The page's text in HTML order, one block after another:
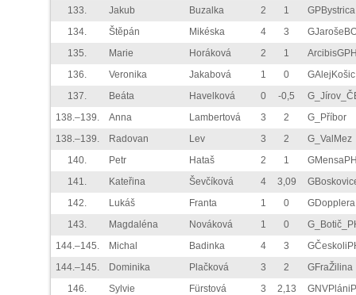
133.
Jakub Buzalka 2 1
GPBystrica
134.
Štěpán Mikéska 4 3
135.
Marie Horáková 2 1
136.
Veronika Jakabová 1 0
GAlejKošic
137.
Beáta Havelková 0 -0,5
138.–139.
Anna Lambertová 3 2
G_Příbor
138.–139.
Radovan Lev 3 2
G_ValMez
140.
Petr Hataš 2 1
141.
Kateřina Ševčíková 4 3,09
142.
Lukáš Franta 1 0
143.
Magdaléna Nováková 1 0
144.–145.
Michal Badinka 4 3
144.–145.
Dominika Plačková 3 2
GFraŽilina
146.
Sylvie Fürstová 3 2,13